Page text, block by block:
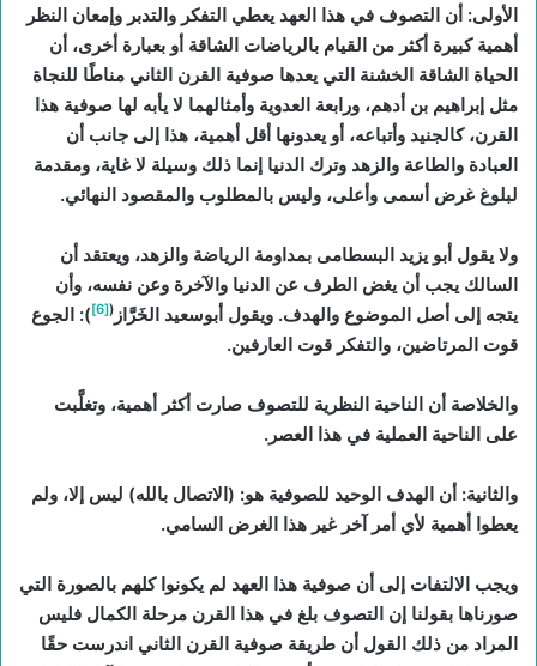
الأولى: أن التصوف في هذا العهد يعطي التفكر والتدبر وإمعان النظر
أهمية كبيرة أكثر من القيام بالرياضات الشاقة أو بعبارة أخرى، أن
الحياة الشاقة الخشنة التي يعدها صوفية القرن الثاني مناطًا للنجاة
مثل إبراهيم بن أدهم، ورابعة العدوية وأمثالهما لا يأبه لها صوفية هذا
القرن، كالجنيد وأتباعه، أو يعدونها أقل أهمية، هذا إلى جانب أن
العبادة والطاعة والزهد وترك الدنيا إنما ذلك وسيلة لا غاية، ومقدمة
لبلوغ غرض أسمى وأعلى، وليس بالمطلوب والمقصود النهائي.
ولا يقول أبو يزيد البسطامى بمداومة الرياضة والزهد، ويعتقد أن
السالك يجب أن يغض الطرف عن الدنيا والآخرة وعن نفسه، وأن
يتجه إلى أصل الموضوع والهدف. ويقول أبوسعيد الخَرَّاز (
[6]
): الجوع
قوت المرتاضين، والتفكر قوت العارفين.
والخلاصة أن الناحية النظرية للتصوف صارت أكثر أهمية، وتغلَّبت
على الناحية العملية في هذا العصر.
والثانية: أن الهدف الوحيد للصوفية هو: (الاتصال بالله) ليس إلا، ولم
يعطوا أهمية لأي أمر آخر غير هذا الغرض السامي.
ويجب الالتفات إلى أن صوفية هذا العهد لم يكونوا كلهم بالصورة التي
صورناها بقولنا إن التصوف بلغ في هذا القرن مرحلة الكمال فليس
المراد من ذلك القول أن طريقة صوفية القرن الثاني اندرست حقًا